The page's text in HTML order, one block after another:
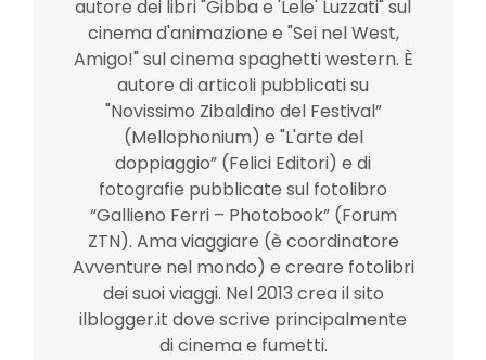
autore dei libri "Gibba e 'Lele' Luzzati" sul
cinema d'animazione e "Sei nel West,
Amigo!" sul cinema spaghetti western. È
autore di articoli pubblicati su
"Novissimo Zibaldino del Festival”
(Mellophonium) e "L'arte del
doppiaggio” (Felici Editori) e di
fotografie pubblicate sul fotolibro
“Gallieno Ferri – Photobook” (Forum
ZTN). Ama viaggiare (è coordinatore
Avventure nel mondo) e creare fotolibri
dei suoi viaggi. Nel 2013 crea il sito
ilblogger.it dove scrive principalmente
di cinema e fumetti.